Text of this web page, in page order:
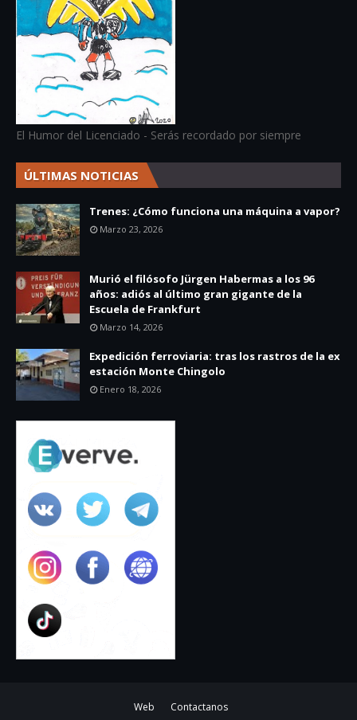
El Humor del Licenciado - Serás recordado por siempre
ÚLTIMAS NOTICIAS
Trenes: ¿Cómo funciona una máquina a vapor?
Marzo 23, 2026
Murió el filósofo Jürgen Habermas a los 96
años: adiós al último gran gigante de la
Escuela de Frankfurt
Marzo 14, 2026
Expedición ferroviaria: tras los rastros de la ex
estación Monte Chingolo
Enero 18, 2026
Web Contactanos